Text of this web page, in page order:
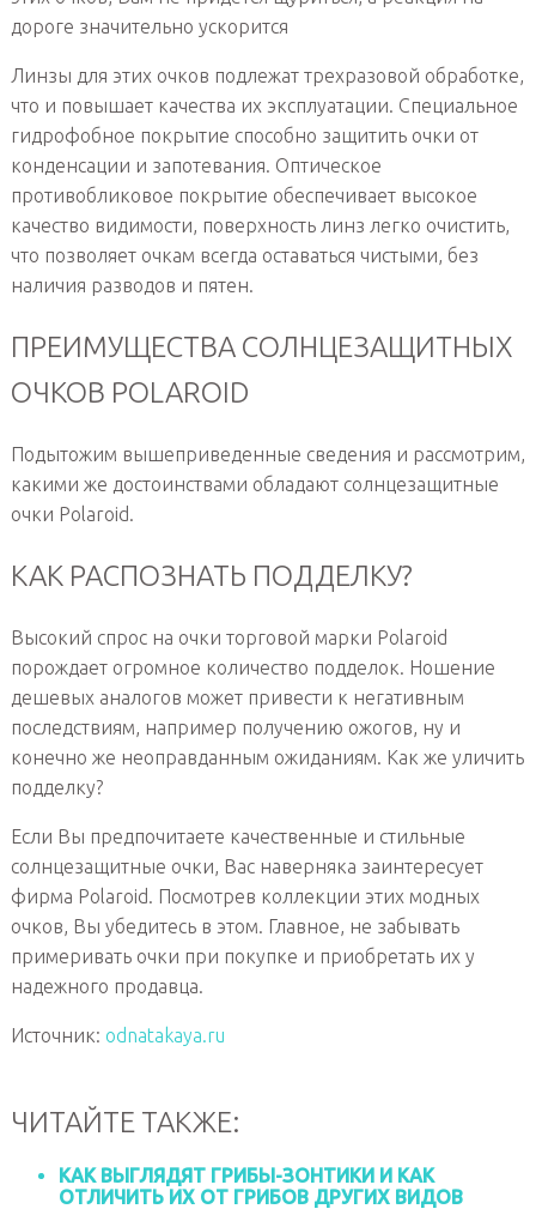
дороге значительно ускорится
Линзы для этих очков подлежат трехразовой обработке,
что и повышает качества их эксплуатации. Специальное
гидрофобное покрытие способно защитить очки от
конденсации и запотевания. Оптическое
противобликовое покрытие обеспечивает высокое
качество видимости, поверхность линз легко очистить,
что позволяет очкам всегда оставаться чистыми, без
наличия разводов и пятен.
ПРЕИМУЩЕСТВА СОЛНЦЕЗАЩИТНЫХ
ОЧКОВ POLAROID
Подытожим вышеприведенные сведения и рассмотрим,
какими же достоинствами обладают солнцезащитные
очки Polaroid.
КАК РАСПОЗНАТЬ ПОДДЕЛКУ?
Высокий спрос на очки торговой марки Polaroid
порождает огромное количество подделок. Ношение
дешевых аналогов может привести к негативным
последствиям, например получению ожогов, ну и
конечно же неоправданным ожиданиям. Как же уличить
подделку?
Если Вы предпочитаете качественные и стильные
солнцезащитные очки, Вас наверняка заинтересует
фирма Polaroid. Посмотрев коллекции этих модных
очков, Вы убедитесь в этом. Главное, не забывать
примеривать очки при покупке и приобретать их у
надежного продавца.
Источник: odnatakaya.ru
ЧИТАЙТЕ ТАКЖЕ:
КАК ВЫГЛЯДЯТ ГРИБЫ-ЗОНТИКИ И КАК
ОТЛИЧИТЬ ИХ ОТ ГРИБОВ ДРУГИХ ВИДОВ